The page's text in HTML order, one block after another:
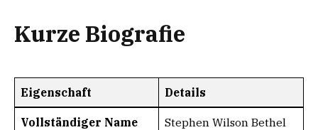
Kurze Biografie
Eigenschaft Details
Vollständiger Name Stephen Wilson Bethel